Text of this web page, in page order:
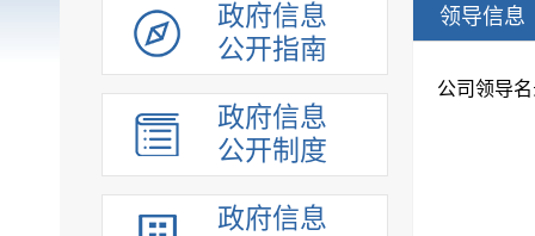
政府信息
公开指南
政府信息
公开制度
政府信息
领导信息
公司领导